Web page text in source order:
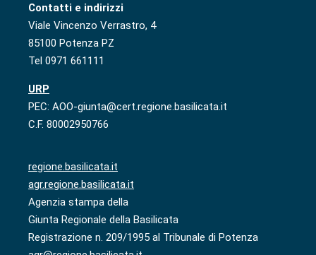
Contatti e indirizzi
Viale Vincenzo Verrastro, 4
85100 Potenza PZ
Tel 0971 661111
URP
PEC: AOO-giunta@cert.regione.basilicata.it
C.F. 80002950766
regione.basilicata.it
agr.regione.basilicata.it
Agenzia stampa della
Giunta Regionale della Basilicata
Registrazione n. 209/1995 al Tribunale di Potenza